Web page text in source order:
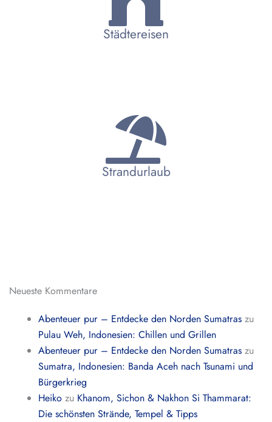
Städtereisen
Strandurlaub
Neueste Kommentare
Abenteuer pur – Entdecke den Norden Sumatras zu
Pulau Weh, Indonesien: Chillen und Grillen
Abenteuer pur – Entdecke den Norden Sumatras zu
Sumatra, Indonesien: Banda Aceh nach Tsunami und
Bürgerkrieg
Heiko zu Khanom, Sichon & Nakhon Si Thammarat:
Die schönsten Strände, Tempel & Tipps